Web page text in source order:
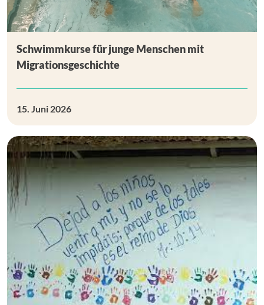
Schwimmkurse für junge Menschen mit
Migrationsgeschichte
15. Juni 2026